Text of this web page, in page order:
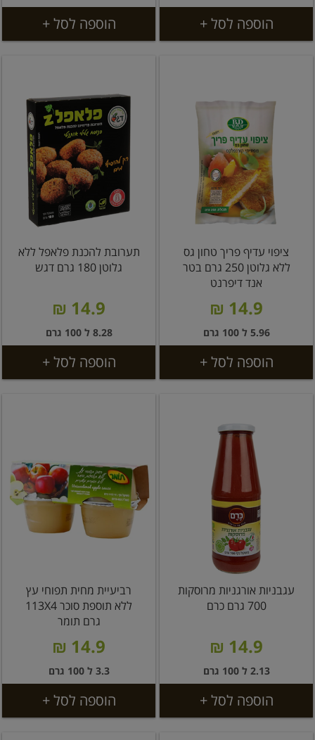
הוספה לסל + הוספה לסל +
ציפוי עדיף פריך טחון גס
ללא גלוטן 250 גרם בטר
אנד דיפרנט
14.9 ₪
5.96 ל 100 גרם
הוספה לסל +
תערובת להכנת פלאפל ללא
גלוטן 180 גרם דגש
14.9 ₪
8.28 ל 100 גרם
הוספה לסל +
עגבניות אורגניות מרוסקות
700 גרם כרם
14.9 ₪
2.13 ל 100 גרם
הוספה לסל +
רביעיית מחית תפוחי עץ
ללא תוספת סוכר 113X4
גרם תומר
14.9 ₪
3.3 ל 100 גרם
הוספה לסל +